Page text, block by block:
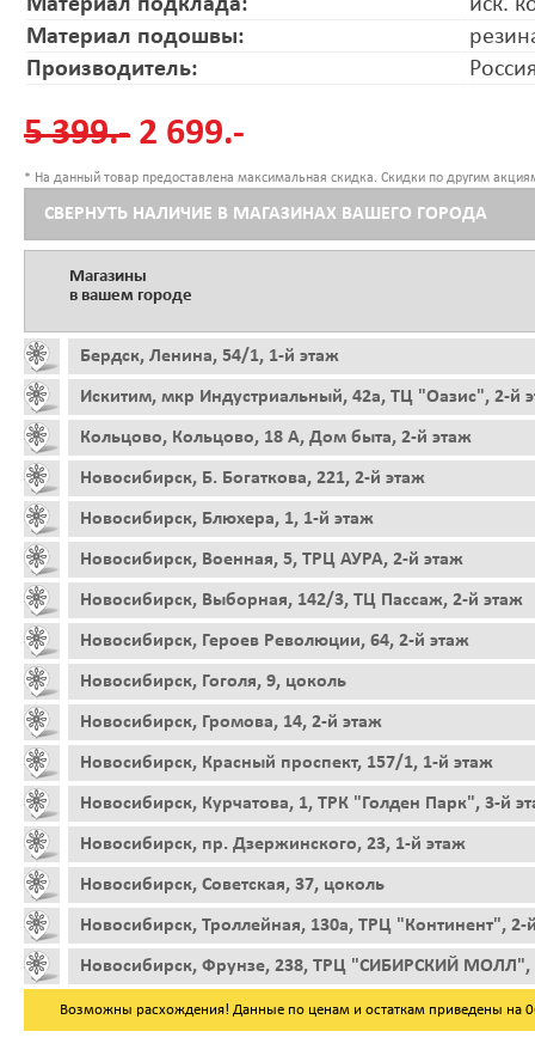
Материал подошвы:
Производитель:
5 399.- 2 699.-
* На данный товар предоставлена максимальная скидка. Скидки по другим
СВЕРНУТЬ НАЛИЧИЕ В МАГАЗИНАХ ВАШЕГО ГОРОДА
Магазины
в вашем городе
Бердск, Ленина, 54/1, 1-й этаж
Искитим, мкр Индустриальный, 42а, ТЦ "Оазис", 2-й
Кольцово, Кольцово, 18 А, Дом быта, 2-й этаж
Новосибирск, Б. Богаткова, 221, 2-й этаж
Новосибирск, Блюхера, 1, 1-й этаж
Новосибирск, Военная, 5, ТРЦ АУРА, 2-й этаж
Новосибирск, Выборная, 142/3, ТЦ Пассаж, 2-й этаж
Новосибирск, Героев Революции, 64, 2-й этаж
Новосибирск, Гоголя, 9, цоколь
Новосибирск, Громова, 14, 2-й этаж
Новосибирск, Красный проспект, 157/1, 1-й этаж
Новосибирск, Курчатова, 1, ТРК "Голден Парк", 3-й
Новосибирск, пр. Дзержинского, 23, 1-й этаж
Новосибирск, Советская, 37, цоколь
Новосибирск, Троллейная, 130а, ТРЦ "Континент", 2-
Новосибирск, Фрунзе, 238, ТРЦ "СИБИРСКИЙ МОЛЛ",
Возможны расхождения! Данные по ценам и остаткам приведены на